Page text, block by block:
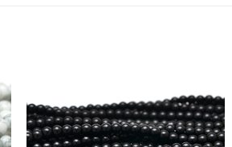
Lägg
till i
önskelistan